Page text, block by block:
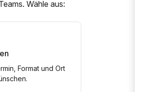
Wähle aus:
Format und Ort